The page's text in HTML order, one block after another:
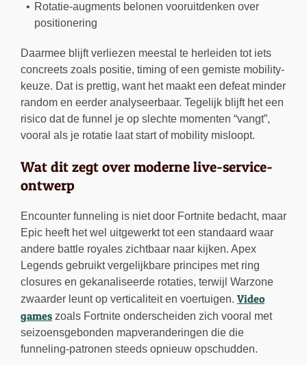
Rotatie-augments belonen vooruitdenken over
positionering
Daarmee blijft verliezen meestal te herleiden tot iets
concreets zoals positie, timing of een gemiste mobility-
keuze. Dat is prettig, want het maakt een defeat minder
random en eerder analyseerbaar. Tegelijk blijft het een
risico dat de funnel je op slechte momenten “vangt”,
vooral als je rotatie laat start of mobility misloopt.
Wat dit zegt over moderne live-service-
ontwerp
Encounter funneling is niet door Fortnite bedacht, maar
Epic heeft het wel uitgewerkt tot een standaard waar
andere battle royales zichtbaar naar kijken. Apex
Legends gebruikt vergelijkbare principes met ring
closures en gekanaliseerde rotaties, terwijl Warzone
zwaarder leunt op verticaliteit en voertuigen. Video
games zoals Fortnite onderscheiden zich vooral met
seizoensgebonden mapveranderingen die die
funneling-patronen steeds opnieuw opschudden.